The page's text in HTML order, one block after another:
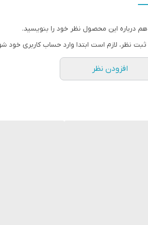
درباره این محصول نظر خود را بنویسید.
ثبت نظر، لازم است ابتدا وارد حساب کاربری خود
افزودن نظر